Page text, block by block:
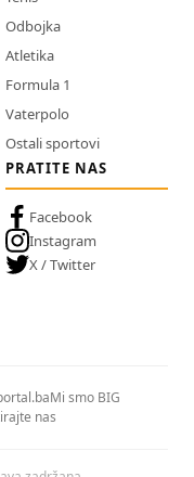
Odbojka
Atletika
Formula 1
Vaterpolo
Ostali sportovi
PRATITE NAS
Facebook
Instagram
X / Twitter
Mi smo BIG
nas